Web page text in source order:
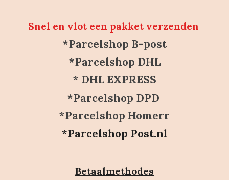
Snel en vlot een pakket verzenden
*Parcelshop B-post
*Parcelshop DHL
* DHL EXPRESS
*Parcelshop DPD
*Parcelshop Homerr
*Parcelshop Post.nl
Betaalmethodes